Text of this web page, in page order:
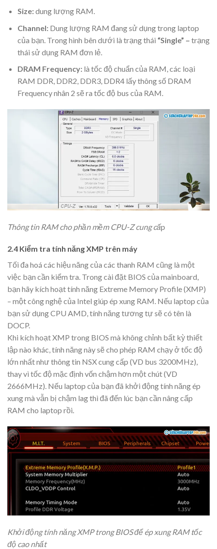
Size:dung lượng RAM.
Channel:Dung lượng RAM đang sử dụng trong laptop
của bạn. Trong hình bên dưới là trạng thái “Single” – trạng
thái sử dụng RAM đơn lẻ.
DRAM Frequency: là tốc độ chuẩn của RAM, các loại
RAM DDR, DDR2, DDR3, DDR4 lấy thông số DRAM
Frequency nhân 2 sẽ ra tốc độ bus của RAM.
Thông tin RAM cho phần mềm CPU-Z cung cấp
2.4 Kiểm tra tính năng XMP trên máy
Tối đa hoá các hiệu năng của các thanh RAM cũng là một
việc bạn cần kiểm tra. Trong cài đặt BIOS của mainboard,
bạn hãy kích hoạt tính năng Extreme Memory Profile (XMP)
– một công nghệ của Intel giúp ép xung RAM. Nếu laptop của
bạn sử dụng CPU AMD, tính năng tương tự sẽ có tên là
DOCP.
Khi kích hoạt XMP trong BIOS mà không chỉnh bất kỳ thiết
lập nào khác, tính năng này sẽ cho phép RAM chạy ở tốc độ
lớn nhất như thông tin NSX cung cấp (VD bus 3200MHz),
thay vì tốc độ mặc định vốn chậm hơn một chút (VD
2666MHz). Nếu laptop của bạn đã khởi động tính năng ép
xung mà vẫn bị chậm lag thì đã đến lúc bạn cần nâng cấp
RAM cho laptop rồi.
Khởi động tính năng XMP trong BIOS để ép xung RAM tốc
độ cao nhất